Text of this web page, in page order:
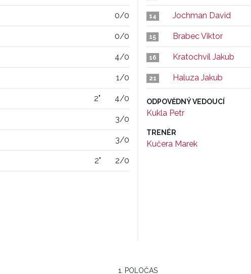
0/0
0/0
4/0
1/0
2" 4/0
3/0
3/0
2" 2/0
14 Jochman David
15 Brabec Viktor
16 Kratochvíl Jakub
21 Haluza Jakub
ODPOVĚDNÝ VEDOUCÍ
Kukla Petr
TRENÉR
Kučera Marek
1. POLOČAS